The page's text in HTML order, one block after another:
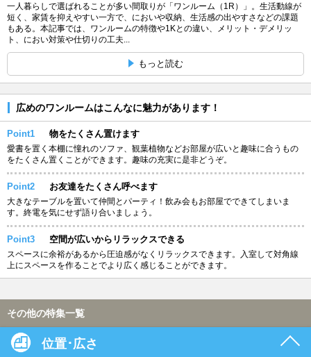
一人暮らしで選ばれることが多い間取りが「ワンルーム（1R）」。生活動線が
短く、家賃を抑えやすい一方で、においや収納、生活感の出やすさなどの課題
もある。本記事では、ワンルームの特徴や1Kとの違い、メリット・デメリッ
ト、におい対策や仕切りの工夫...
もっと読む
広めのワンルームはこんなに魅力があります！
Point1 物をたくさん置けます
愛書を置く本棚に憧れのソファ、観葉植物などお部屋が広いと趣味に合うもの
をたくさん置くことができます。趣味の充実に是非どうぞ。
Point2 お友達をたくさん呼べます
大きなテーブルを置いて仲間とパーティ！飲み会もお部屋でできてしまいま
す。終電を気にせず語り合いましょう。
Point3 空間が広いからリラックスできる
スペースに余裕があるから圧迫感がなくリラックスできます。入室して対角線
上にスペースを作ることでより広く感じることができます。
その他の特集一覧
位置･広さ